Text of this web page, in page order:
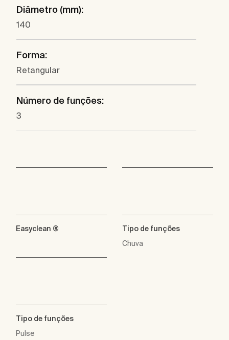
Diâmetro (mm):
140
Forma:
Retangular
Número de funções:
3
Easyclean ®
Tipo de funções
Chuva
Tipo de funções
Pulse